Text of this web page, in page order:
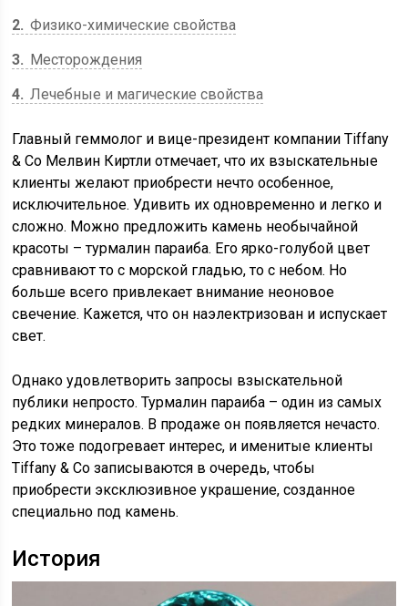
2 Физико-химические свойства
3
Месторождения
4 Лечебные и магические свойства
Главный геммолог и вице-президент компании Tiffany
& Co Мелвин Киртли отмечает, что их взыскательные
клиенты желают приобрести нечто особенное,
исключительное. Удивить их одновременно и легко и
сложно. Можно предложить камень необычайной
красоты – турмалин параиба. Его ярко-голубой цвет
сравнивают то с морской гладью, то с небом. Но
больше всего привлекает внимание неоновое
свечение. Кажется, что он наэлектризован и испускает
свет.
Однако удовлетворить запросы взыскательной
публики непросто. Турмалин параиба – один из самых
редких минералов. В продаже он появляется нечасто.
Это тоже подогревает интерес, и именитые клиенты
Tiffany & Co записываются в очередь, чтобы
приобрести эксклюзивное украшение, созданное
специально под камень.
История